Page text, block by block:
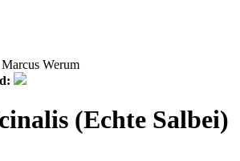
Werum
(Echte Salbei)